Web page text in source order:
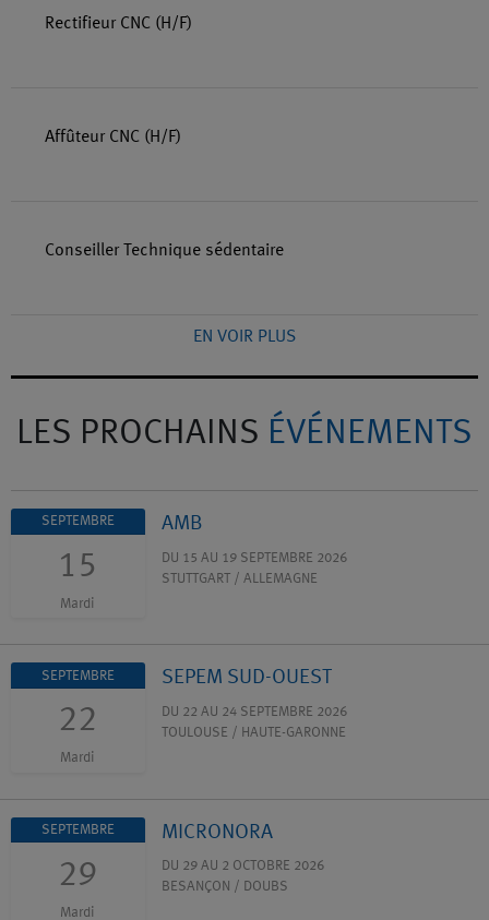
Rectifieur CNC (H/F)
Affûteur CNC (H/F)
Conseiller Technique sédentaire
EN VOIR PLUS
LES PROCHAINS ÉVÉNEMENTS
SEPTEMBRE
15
Mardi
AMB
DU 15 AU 19 SEPTEMBRE 2026
STUTTGART / ALLEMAGNE
SEPTEMBRE
22
Mardi
SEPEM SUD-OUEST
DU 22 AU 24 SEPTEMBRE 2026
TOULOUSE / HAUTE-GARONNE
SEPTEMBRE
29
Mardi
MICRONORA
DU 29 AU 2 OCTOBRE 2026
BESANÇON / DOUBS